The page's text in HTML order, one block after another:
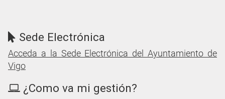
Sede Electrónica
Acceda a la Sede Electrónica del Ayuntamiento de
Vigo
¿Como va mi gestión?